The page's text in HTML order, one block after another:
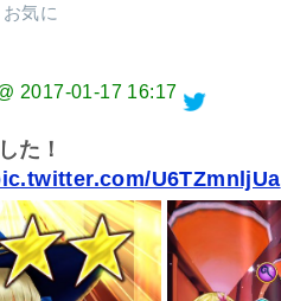
お気に
2017-01-17 16:17
た！
U6TZmnljUa